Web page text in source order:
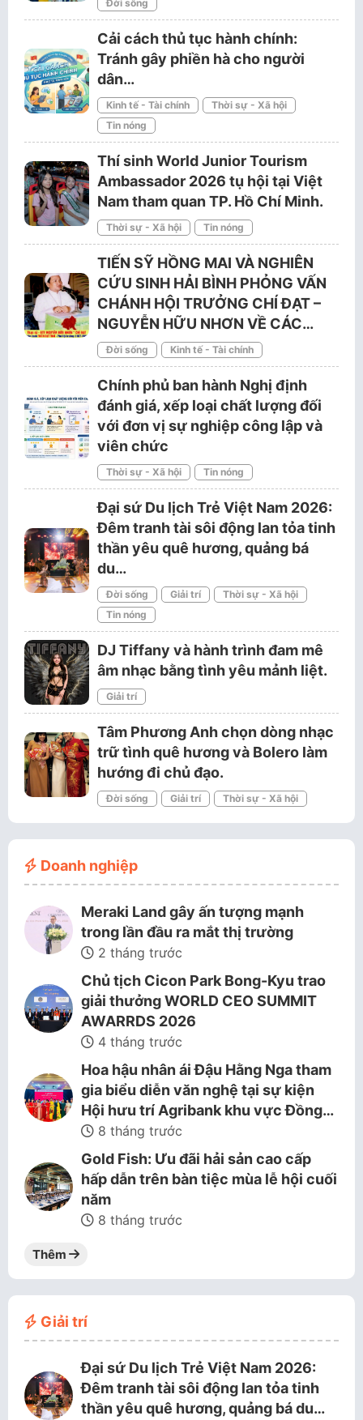
Đời sống
Cải cách thủ tục hành chính:
Tránh gây phiền hà cho người
dân…
Kinh tế - Tài chính
Thời sự - Xã hội
Tin nóng
Thí sinh World Junior Tourism
Ambassador 2026 tụ hội tại Việt
Nam tham quan TP. Hồ Chí Minh.
Thời sự - Xã hội Tin nóng
TIẾN SỸ HỒNG MAI VÀ NGHIÊN
CỨU SINH HẢI BÌNH PHỎNG VẤN
CHÁNH HỘI TRƯỞNG CHÍ ĐẠT –
NGUYỄN HỮU NHƠN VỀ CÁC…
Đời sống Kinh tế - Tài chính
Chính phủ ban hành Nghị định
đánh giá, xếp loại chất lượng đối
với đơn vị sự nghiệp công lập và
viên chức
Thời sự - Xã hội Tin nóng
Đại sứ Du lịch Trẻ Việt Nam 2026:
Đêm tranh tài sôi động lan tỏa tinh
thần yêu quê hương, quảng bá
du…
Đời sống Giải trí
Thời sự - Xã hội
Tin nóng
DJ Tiffany và hành trình đam mê
âm nhạc bằng tình yêu mảnh liệt.
Giải trí
Tâm Phương Anh chọn dòng nhạc
trữ tình quê hương và Bolero làm
hướng đi chủ đạo.
Đời sống Giải trí Thời sự - Xã hội
Doanh nghiệp
Meraki Land gây ấn tượng mạnh
trong lần đầu ra mắt thị trường
2 tháng trước
Chủ tịch Cicon Park Bong-Kyu trao
giải thưởng WORLD CEO SUMMIT
AWARRDS 2026
4 tháng trước
Hoa hậu nhân ái Đậu Hằng Nga tham
gia biểu diễn văn nghệ tại sự kiện
Hội hưu trí Agribank khu vực Đồng…
8 tháng trước
Gold Fish: Ưu đãi hải sản cao cấp
hấp dẫn trên bàn tiệc mùa lễ hội cuối
năm
8 tháng trước
Thêm
Giải trí
Đại sứ Du lịch Trẻ Việt Nam 2026:
Đêm tranh tài sôi động lan tỏa tinh
thần yêu quê hương, quảng bá du…